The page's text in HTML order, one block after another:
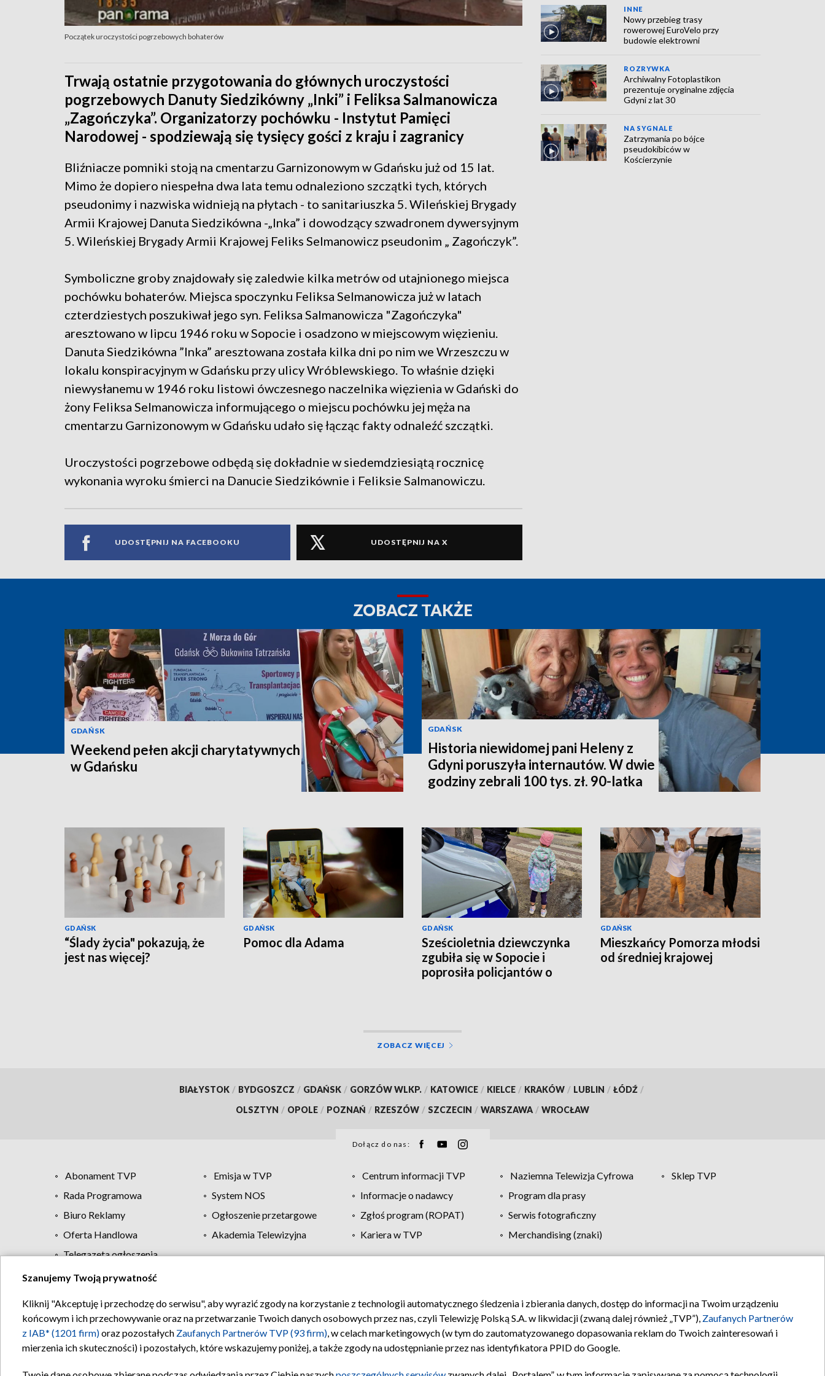
Początek uroczystości pogrzebowych bohaterów
Trwają ostatnie przygotowania do głównych uroczystości
pogrzebowych Danuty Siedzikówny „Inki” i Feliksa Salmanowicza
„Zagończyka”. Organizatorzy pochówku - Instytut Pamięci
Narodowej - spodziewają się tysięcy gości z kraju i zagranicy
Bliźniacze pomniki stoją na cmentarzu Garnizonowym w Gdańsku już od 15 lat.
Mimo że dopiero niespełna dwa lata temu odnaleziono szczątki tych, których
pseudonimy i nazwiska widnieją na płytach - to sanitariuszka 5. Wileńskiej Brygady
Armii Krajowej Danuta Siedzikówna -„Inka” i dowodzący szwadronem dywersyjnym
5. Wileńskiej Brygady Armii Krajowej Feliks Selmanowicz pseudonim „ Zagończyk”.
Symboliczne groby znajdowały się zaledwie kilka metrów od utajnionego miejsca
pochówku bohaterów. Miejsca spoczynku Feliksa Selmanowicza już w latach
czterdziestych poszukiwał jego syn. Feliksa Salmanowicza "Zagończyka"
aresztowano w lipcu 1946 roku w Sopocie i osadzono w miejscowym więzieniu.
Danuta Siedzikówna ”Inka” aresztowana została kilka dni po nim we Wrzeszczu w
lokalu konspiracyjnym w Gdańsku przy ulicy Wróblewskiego. To właśnie dzięki
niewysłanemu w 1946 roku listowi ówczesnego naczelnika więzienia w Gdański do
żony Feliksa Selmanowicza informującego o miejscu pochówku jej męża na
cmentarzu Garnizonowym w Gdańsku udało się łącząc fakty odnaleźć szczątki.
Uroczystości pogrzebowe odbędą się dokładnie w siedemdziesiątą rocznicę
wykonania wyroku śmierci na Danucie Siedzikównie i Feliksie Salmanowiczu.
UDOSTĘPNIJ NA FACEBOOKU UDOSTĘPNIJ NA X
INNE
Nowy przebieg trasy
rowerowej EuroVelo przy
budowie elektrowni
ROZRYWKA
Archiwalny Fotoplastikon
prezentuje oryginalne zdjęcia
Gdyni z lat 30
NA SYGNALE
Zatrzymania po bójce
pseudokibiców w
Kościerzynie
ZOBACZ TAKŻE
GDAŃSK
Weekend pełen akcji charytatywnych
w Gdańsku
GDAŃSK
Historia niewidomej pani Heleny z
Gdyni poruszyła internautów. W dwie
godziny zebrali 100 tys. zł. 90-latka
GDAŃSK
“Ślady życia" pokazują, że
jest nas więcej?
GDAŃSK
Pomoc dla Adama
GDAŃSK
Sześcioletnia dziewczynka
zgubiła się w Sopocie i
poprosiła policjantów o
GDAŃSK
Mieszkańcy Pomorza młodsi
od średniej krajowej
ZOBACZ WIĘCEJ
BIAŁYSTOK / BYDGOSZCZ / GDAŃSK / GORZÓW WLKP. / KATOWICE / KIELCE / KRAKÓW / LUBLIN / ŁÓDŹ /
OLSZTYN / OPOLE / POZNAŃ / RZESZÓW / SZCZECIN / WARSZAWA / WROCŁAW
Dołącz do nas:
Abonament TVP Emisja w TVP Centrum informacji TVP Naziemna Telewizja Cyfrowa
Sklep TVP
Rada Programowa
System NOS Informacje o nadawcy
Program dla prasy
Biuro Reklamy
Ogłoszenie przetargowe Zgłoś program (ROPAT)
Serwis fotograficzny
Oferta Handlowa
Akademia Telewizyjna Kariera w TVP
Merchandising (znaki)
Telegazeta ogłoszenia
Regulamin TVP Polityka prywatności Moje zgody Pomoc Biuro reklamy Kontakt
Szanujemy Twoją prywatność
Kliknij "Akceptuję i przechodzę do serwisu", aby wyrazić zgody na korzystanie z technologii automatycznego śledzenia i zbierania danych, dostęp do informacji na Twoim urządzeniu
końcowym i ich przechowywanie oraz na przetwarzanie Twoich danych osobowych przez nas, czyli Telewizję Polską S.A. w likwidacji (zwaną dalej również „TVP”), Zaufanych Partnerów
z IAB* (1201 firm)oraz pozostałych Zaufanych Partnerów TVP (93 firm), w celach marketingowych (w tym do zautomatyzowanego dopasowania reklam do Twoich zainteresowań i
mierzenia ich skuteczności) i pozostałych, które wskazujemy poniżej, a także zgody na udostępnianie przez nas identyfikatora PPID do Google.